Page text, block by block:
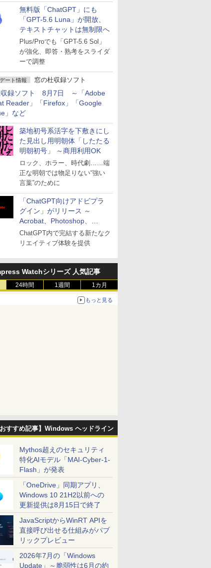
無料版「ChatGPT」にも
「GPT-5.6 Luna」が開放、
テキストチャットは無制限へ
Plus/Proでも「GPT-5.6 Sol」
が強化、即答・熟考をスライダ
ーで調整
ート情報 窓の杜収録ソフト
収録ソフト 8月7日 ～「Adobe
Reader」「Firefox」「Google
」など
築地初号系活字を下敷きにし
た見出し用明朝体「したたる
明朝初号」 ～商用利用OK
ロック、ホラー、時代劇……端
正な明朝では物足りない“強い
言葉”のために
「ChatGPT向けアドビプラ
グイン」がリリース ～
Acrobat、Photoshop、
Premiereなどの機能を1つの
プラグインに統合
ChatGPT内で完結する新たなク
リエイティブ体験を提供
Watchシリーズ 人気記事
24時間 1週間 1カ月
もっと見る
おすすめ記事】Windows ヘッドライン
Mythos超えのセキュリティ
特化AIモデル「MAI-Cyber-1-
Flash」が発表
「OneDrive」同期アプリ、
Windows 10 21H2以前への
更新提供は8月15日で終了
JavaScriptからWinRT APIを
直接呼び出せる仕組みがパブ
リックプレビュー
2026年7月の「Windows
Update」～脆弱性は6月の約